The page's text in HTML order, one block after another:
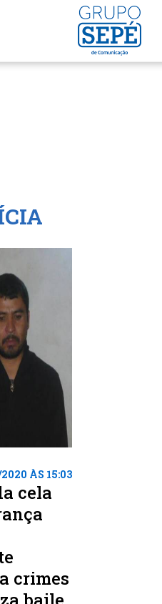
ÀS 15:03
cela
crimes